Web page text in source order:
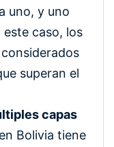
uno, y uno
caso, los
superan el
capas
Bolivia tiene